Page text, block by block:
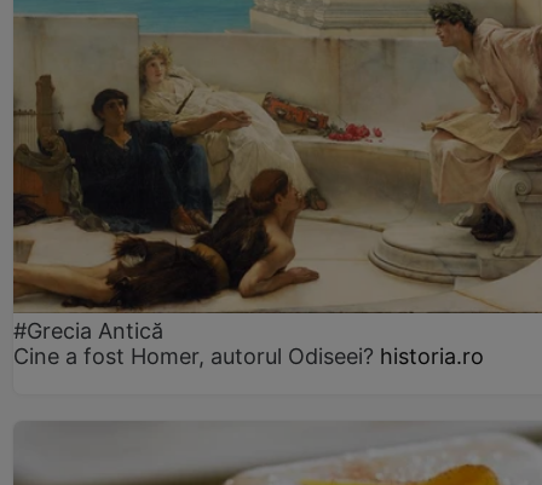
#Grecia Antică
Cine a fost Homer, autorul Odiseei? historia.ro